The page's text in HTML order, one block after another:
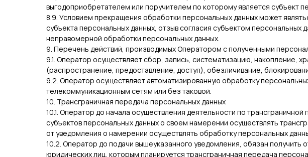
выгодоприобретателем или поручителем по которому является субъект
8.9. Условием прекращения обработки персональных данных может
субъекта персональных данных, отзыв согласия субъектом
неправомерной обработки персональных данных.
9. Перечень действий, производимых Оператором с полученными
9.1. Оператор осуществляет сбор, запись, систематизацию, накопление,
(распространение, предоставление, доступ), обезличивание,
9.2. Оператор осуществляет автоматизированную обработку
телекоммуникационным сетям или без таковой.
10. Трансграничная передача персональных данных
10.1. Оператор до начала осуществления деятельности по
субъектов персональных данных о своем намерении осуществлять
от уведомления о намерении осуществлять обработку персональных
10.2. Оператор до подачи вышеуказанного уведомления, обязан получить
юридических лиц, которым планируется трансграничная передача